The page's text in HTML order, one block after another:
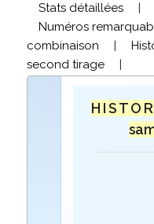
Stats détaillées |
Numéros
combinaison
|
second tirage
|
H I S T O